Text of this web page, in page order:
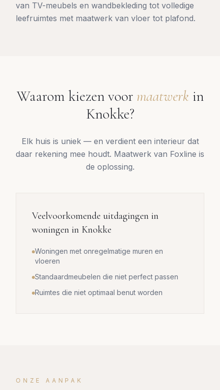
van TV-meubels en wandbekleding tot volledige
leefruimtes met maatwerk van vloer tot plafond.
Waarom kiezen voor maatwerk in
Knokke?
Elk huis is uniek — en verdient een interieur dat
daar rekening mee houdt. Maatwerk van Foxline is
de oplossing.
Veelvoorkomende uitdagingen in
woningen in Knokke
Woningen met onregelmatige muren en
vloeren
Standaardmeubelen die niet perfect passen
Ruimtes die niet optimaal benut worden
ONZE AANPAK